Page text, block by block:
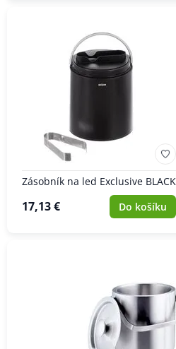
Zásobník na led Exclusive BLACK
17,13 € Do košíku